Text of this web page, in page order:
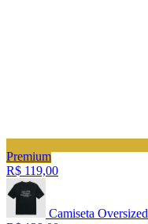
Premium
R$ 119,00
Camiseta Oversized